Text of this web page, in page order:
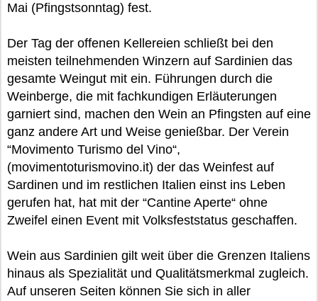
Mai (Pfingstsonntag) fest.
Der Tag der offenen Kellereien schließt bei den
meisten teilnehmenden Winzern auf Sardinien das
gesamte Weingut mit ein. Führungen durch die
Weinberge, die mit fachkundigen Erläuterungen
garniert sind, machen den Wein an Pfingsten auf eine
ganz andere Art und Weise genießbar. Der Verein
“Movimento Turismo del Vino“,
(movimentoturismovino.it) der das Weinfest auf
Sardinen und im restlichen Italien einst ins Leben
gerufen hat, hat mit der “Cantine Aperte“ ohne
Zweifel einen Event mit Volksfeststatus geschaffen.
Wein aus Sardinien gilt weit über die Grenzen Italiens
hinaus als Spezialität und Qualitätsmerkmal zugleich.
Auf unseren Seiten können Sie sich in aller